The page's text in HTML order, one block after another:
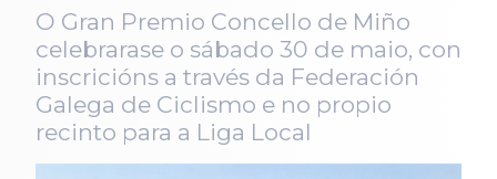
O Gran Premio Concello de Miño
celebrarase o sábado 30 de maio, con
inscricións a través da Federación
Galega de Ciclismo e no propio
recinto para a Liga Local